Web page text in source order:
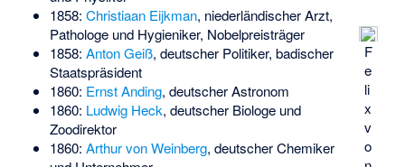
F
e
li
x
v
o
1858: Christiaan Eijkman, niederländischer Arzt,
Pathologe und Hygieniker, Nobelpreisträger
1858: Anton Geiß, deutscher Politiker, badischer
Staatspräsident
1860: Ernst Anding, deutscher Astronom
1860: Ludwig Heck, deutscher Biologe und
Zoodirektor
1860: Arthur von Weinberg, deutscher Chemiker